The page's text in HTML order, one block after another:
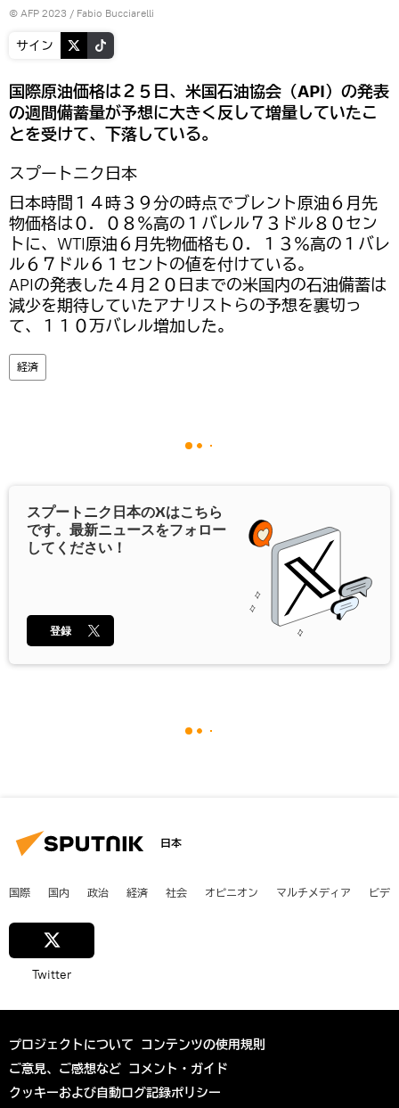
© AFP 2023 / Fabio Bucciarelli
サイン
国際原油価格は２５日、米国石油協会（API）の発表
の週間備蓄量が予想に大きく反して増量していたこ
とを受けて、下落している。
スプートニク日本
日本時間１４時３９分の時点でブレント原油６月先
物価格は０．０８％高の１バレル７３ドル８０セン
トに、WTI原油６月先物価格も０．１３％高の１バレ
ル６７ドル６１セントの値を付けている。
APIの発表した４月２０日までの米国内の石油備蓄は
減少を期待していたアナリストらの予想を裏切っ
て、１１０万バレル増加した。
経済
スプートニク日本のXはこちら
です。最新ニュースをフォロー
してください！
登録
日本
国際 国内 政治 経済 社会 オピニオン マルチメディア ビデ
Twitter
プロジェクトについて コンテンツの使用規則
ご意見、ご感想など コメント・ガイド
クッキーおよび自動ログ記録ポリシー